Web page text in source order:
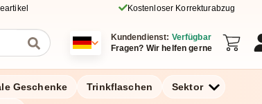
Kostenloser Korrekturabzug
Kundendienst: Verfügbar
Fragen? Wir helfen gerne
Geschenke Trinkflaschen Sektor